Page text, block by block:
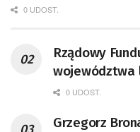
0 UDOST.
Rządowy
województwa
0 UDOST.
Grzegorz